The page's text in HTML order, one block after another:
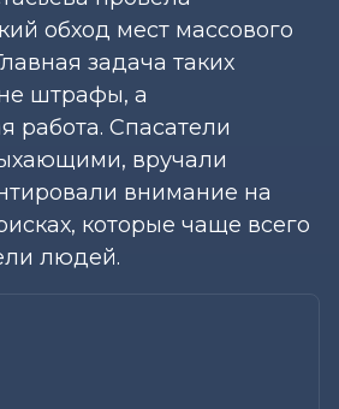
обход мест массового
задача таких
штрафы, а
работа. Спасатели
вручали
внимание на
которые чаще всего
людей.